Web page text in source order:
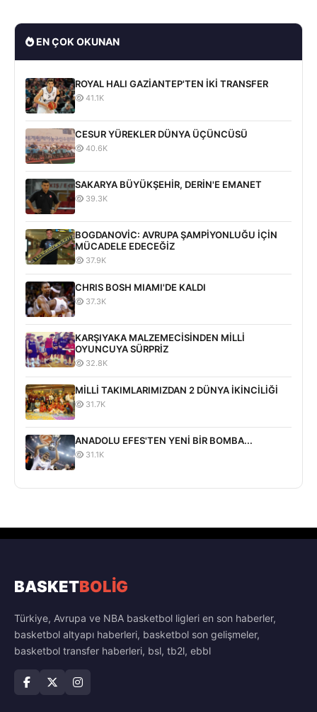
EN ÇOK OKUNAN
ROYAL HALI GAZİANTEP'TEN İKİ TRANSFER
41.1K
CESUR YÜREKLER DÜNYA ÜÇÜNCÜSÜ
40.6K
SAKARYA BÜYÜKŞEHİR, DERİN'E EMANET
39.3K
BOGDANOVİC: AVRUPA ŞAMPİYONLUĞU İÇİN
MÜCADELE EDECEĞİZ
37.9K
CHRIS BOSH MIAMI'DE KALDI
37.3K
KARŞIYAKA MALZEMECİSİNDEN MİLLİ
OYUNCUYA SÜRPRİZ
32.8K
MİLLİ TAKIMLARIMIZDAN 2 DÜNYA İKİNCİLİĞİ
31.7K
ANADOLU EFES'TEN YENİ BİR BOMBA...
31.1K
BASKETBOLİG
Türkiye, Avrupa ve NBA basketbol ligleri en son haberler,
basketbol altyapı haberleri, basketbol son gelişmeler,
basketbol transfer haberleri, bsl, tb2l, ebbl